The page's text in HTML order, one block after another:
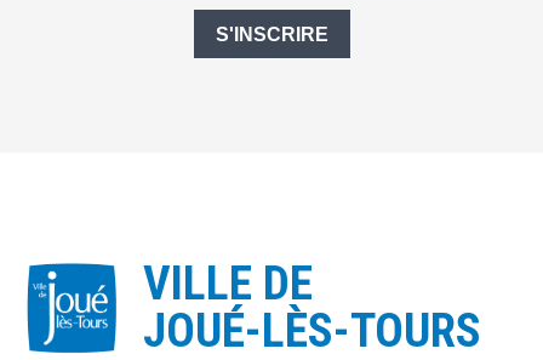
S'INSCRIRE
VILLE DE
JOUÉ-LÈS-TOURS